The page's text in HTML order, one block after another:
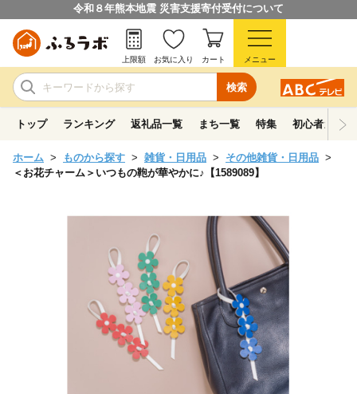
令和８年熊本地震 災害支援寄付受付について
検索
上限額 お気に入り カート メニュー
トップ ランキング 返礼品一覧 まち一覧 特集 初心者ガイド
ホーム ものから探す 雑貨・日用品
その他雑貨・日用品
＜お花チャーム＞いつもの鞄が華やかに♪【1589089】